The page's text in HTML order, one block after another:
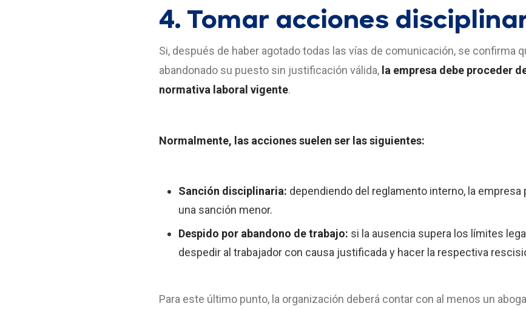
4. Tomar acciones
Si, después de haber agotado todas las vías de comunicación, se confirma
abandonado su puesto sin justificación válida, la empresa debe proceder
normativa laboral vigente.
Normalmente, las acciones suelen ser las siguientes:
Sanción disciplinaria: dependiendo del reglamento interno, la empresa
una sanción menor.
Despido por abandono de trabajo: si la ausencia supera los límites
despedir al trabajador con causa justificada y hacer la respectiva
Para este último punto, la organización deberá contar con al menos un